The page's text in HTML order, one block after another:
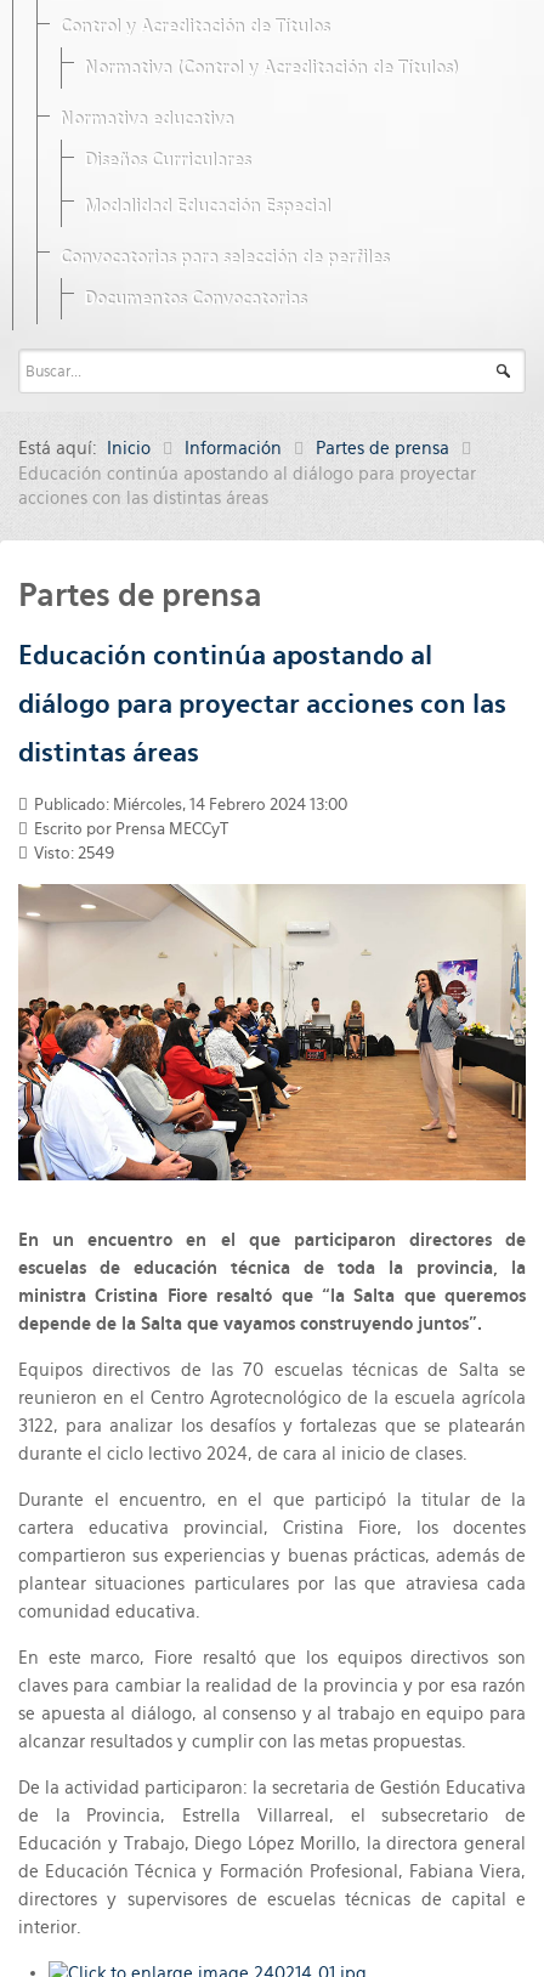
Control y Acreditación de Títulos
Normativa (Control y Acreditación de Títulos)
Normativa educativa
Diseños Curriculares
Modalidad Educación Especial
Convocatorias para selección de perfiles
Documentos Convocatorias
Está aquí: Inicio Información
Partes de prensa
Educación continúa apostando al diálogo para proyectar
acciones con las distintas áreas
Partes de prensa
Educación continúa apostando al
diálogo para proyectar acciones con las
distintas áreas
Publicado: Miércoles, 14 Febrero 2024 13:00
Escrito por Prensa MECCyT
Visto: 2549
En un encuentro en el que participaron directores de
escuelas de educación técnica de toda la provincia, la
ministra Cristina Fiore resaltó que “la Salta que queremos
depende de la Salta que vayamos construyendo juntos”.
Equipos directivos de las 70 escuelas técnicas de Salta se
reunieron en el Centro Agrotecnológico de la escuela agrícola
3122, para analizar los desafíos y fortalezas que se platearán
durante el ciclo lectivo 2024, de cara al inicio de clases.
Durante el encuentro, en el que participó la titular de la
cartera educativa provincial, Cristina Fiore, los docentes
compartieron sus experiencias y buenas prácticas, además de
plantear situaciones particulares por las que atraviesa cada
comunidad educativa.
En este marco, Fiore resaltó que los equipos directivos son
claves para cambiar la realidad de la provincia y por esa razón
se apuesta al diálogo, al consenso y al trabajo en equipo para
alcanzar resultados y cumplir con las metas propuestas.
De la actividad participaron: la secretaria de Gestión Educativa
de la Provincia, Estrella Villarreal, el subsecretario de
Educación y Trabajo, Diego López Morillo, la directora general
de Educación Técnica y Formación Profesional, Fabiana Viera,
directores y supervisores de escuelas técnicas de capital e
interior.